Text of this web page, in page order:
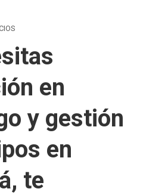
en
y gestión
en
te